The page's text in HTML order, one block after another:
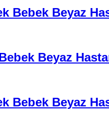
Bebek Beyaz
Beyaz
Bebek Beyaz